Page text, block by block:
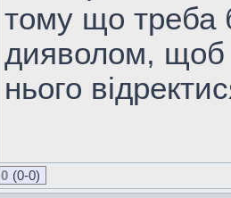
тому що треба
дияволом, щоб
нього
0 (0-0)